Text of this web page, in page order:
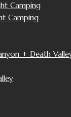
Camping
Camping
+ Death